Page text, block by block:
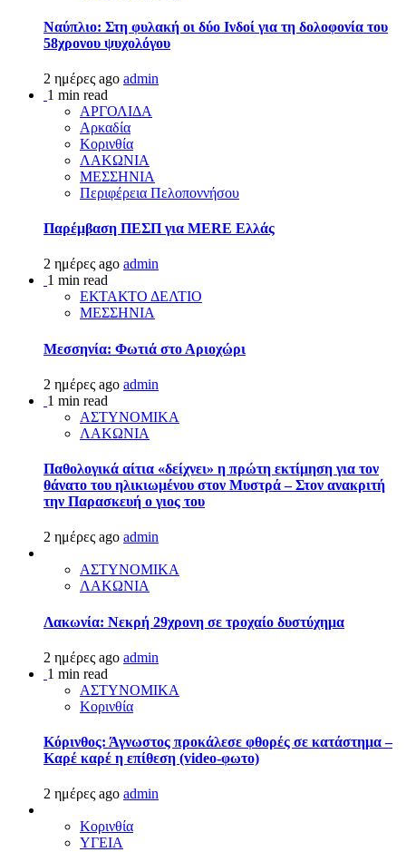
Ναύπλιο: Στη φυλακή οι δύο Ινδοί για τη δολοφονία του
58χρονου ψυχολόγου
2 ημέρες ago admin
1 min read
ΑΡΓΟΛΙΔΑ
Αρκαδία
Κορινθία
ΛΑΚΩΝΙΑ
ΜΕΣΣΗΝΙΑ
Περιφέρεια Πελοποννήσου
Παρέμβαση ΠΕΣΠ για MERE Ελλάς
2 ημέρες ago admin
1 min read
ΕΚΤΑΚΤΟ ΔΕΛΤΙΟ
ΜΕΣΣΗΝΙΑ
Μεσσηνία: Φωτιά στο Αριοχώρι
2 ημέρες ago admin
1 min read
ΑΣΤΥΝΟΜΙΚΑ
ΛΑΚΩΝΙΑ
Παθολογικά αίτια «δείχνει» η πρώτη εκτίμηση για τον
θάνατο του ηλικιωμένου στον Μυστρά – Στον ανακριτή
την Παρασκευή ο γιος του
2 ημέρες ago admin
ΑΣΤΥΝΟΜΙΚΑ
ΛΑΚΩΝΙΑ
Λακωνία: Νεκρή 29χρονη σε τροχαίο δυστύχημα
2 ημέρες ago admin
1 min read
ΑΣΤΥΝΟΜΙΚΑ
Κορινθία
Κόρινθος: Άγνωστος προκάλεσε φθορές σε κατάστημα –
Καρέ καρέ η επίθεση (video-φωτο)
2 ημέρες ago admin
Κορινθία
ΥΓΕΙΑ